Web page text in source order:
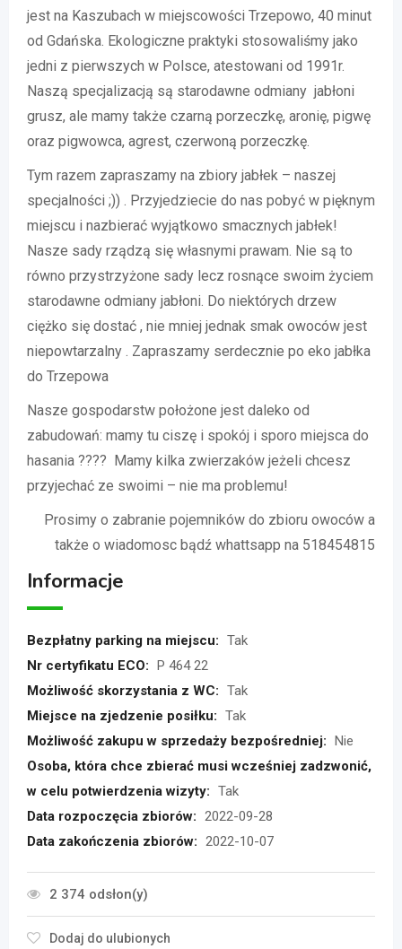
jest na Kaszubach w miejscowości Trzepowo, 40 minut
od Gdańska. Ekologiczne praktyki stosowaliśmy jako
jedni z pierwszych w Polsce, atestowani od 1991r.
Naszą specjalizacją są starodawne odmiany jabłoni
grusz, ale mamy także czarną porzeczkę, aronię, pigwę
oraz pigwowca, agrest, czerwoną porzeczkę.
Tym razem zapraszamy na zbiory jabłek – naszej
specjalności ;)) . Przyjedziecie do nas pobyć w pięknym
miejscu i nazbierać wyjątkowo smacznych jabłek!
Nasze sady rządzą się własnymi prawam. Nie są to
równo przystrzyżone sady lecz rosnące swoim życiem
starodawne odmiany jabłoni. Do niektórych drzew
ciężko się dostać , nie mniej jednak smak owoców jest
niepowtarzalny . Zapraszamy serdecznie po eko jabłka
do Trzepowa
Nasze gospodarstw położone jest daleko od
zabudowań: mamy tu ciszę i spokój i sporo miejsca do
hasania ???? Mamy kilka zwierzaków jeżeli chcesz
przyjechać ze swoimi – nie ma problemu!
Prosimy o zabranie pojemników do zbioru owoców a
także o wiadomosc bądź whattsapp na 518454815
Informacje
Bezpłatny parking na miejscu: Tak
Nr certyfikatu ECO: P 464 22
Możliwość skorzystania z WC: Tak
Miejsce na zjedzenie posiłku: Tak
Możliwość zakupu w sprzedaży bezpośredniej: Nie
Osoba, która chce zbierać musi wcześniej zadzwonić,
w celu potwierdzenia wizyty: Tak
Data rozpoczęcia zbiorów: 2022-09-28
Data zakończenia zbiorów: 2022-10-07
2 374 odsłon(y)
Dodaj do ulubionych